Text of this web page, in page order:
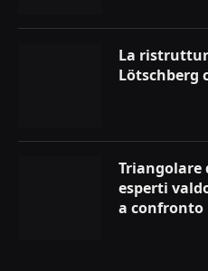
La
Lötschberg
Triangolare
esperti
a confronto